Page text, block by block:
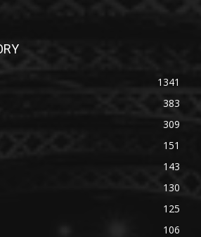
1341
383
309
151
143
130
125
106